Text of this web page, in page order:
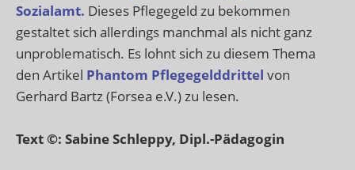
Sozialamt. Dieses Pflegegeld zu bekommen
gestaltet sich allerdings manchmal als nicht ganz
unproblematisch. Es lohnt sich zu diesem Thema
den Artikel Phantom Pflegegelddrittel von
Gerhard Bartz (Forsea e.V.) zu lesen.
Text ©: Sabine Schleppy, Dipl.-Pädagogin